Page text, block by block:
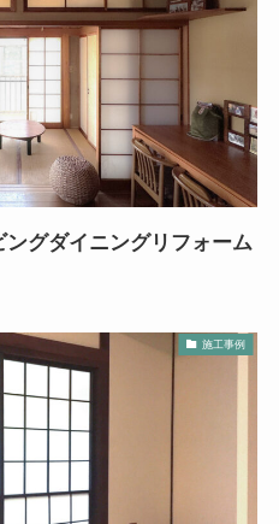
グダイニングリフォーム
施工事例